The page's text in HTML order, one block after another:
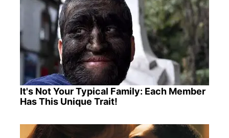
It's Not Your Typical Family: Each Member
Has This Unique Trait!